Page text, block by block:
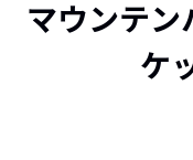
マウンテン
ケ